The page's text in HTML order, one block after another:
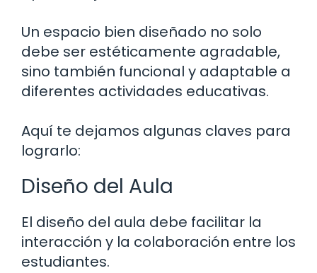
Un espacio bien diseñado no solo
debe ser estéticamente agradable,
sino también funcional y adaptable a
diferentes actividades educativas.
Aquí te dejamos algunas claves para
lograrlo:
Diseño del Aula
El diseño del aula debe facilitar la
interacción y la colaboración entre los
estudiantes.